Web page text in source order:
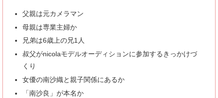
父親は元カメラマン
母親は専業主婦か
兄弟は6歳上の兄1人
叔父がnicolaモデルオーディションに参加するきっかけづ
くり
女優の南沙織と親子関係にあるか
「南沙良」が本名か